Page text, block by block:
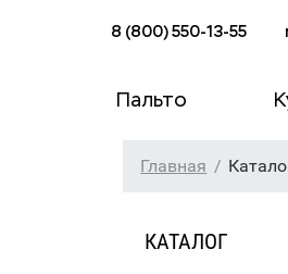
8 (800) 550-13-55
Пальто
Главная
КАТАЛОГ